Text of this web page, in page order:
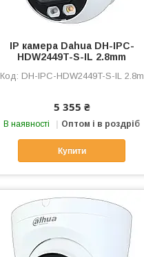
IP камера Dahua DH-IPC-
HDW2449T-S-IL 2.8mm
DH-IPC-HDW2449T-S-IL 2.8m
5 355 ₴
В наявності Оптом і в роздріб
Купити